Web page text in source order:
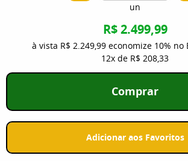
un
R$ 2.499,99
à vista R$ 2.249,99 economize 10% no
12x de R$ 208,33
Comprar
Adicionar aos Favoritos